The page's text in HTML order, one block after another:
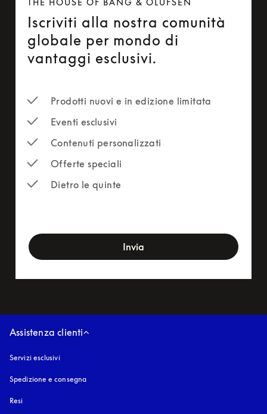
Iscriviti alla nostra comunità
globale per mondo di
vantaggi esclusivi.
Prodotti nuovi e in edizione limitata
Eventi esclusivi
Contenuti personalizzati
Offerte speciali
Dietro le quinte
Invia
Assistenza clienti
Servizi esclusivi
Spedizione e consegna
Resi